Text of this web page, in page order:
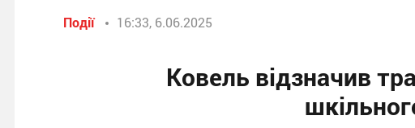
Події 16:33, 6.06.2025
Ковель відзначив